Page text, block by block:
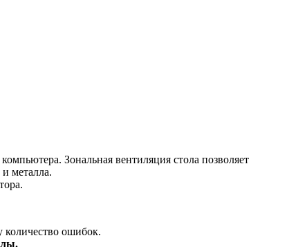
Зональная вентиляция стола позволяет
металла.
количество ошибок.